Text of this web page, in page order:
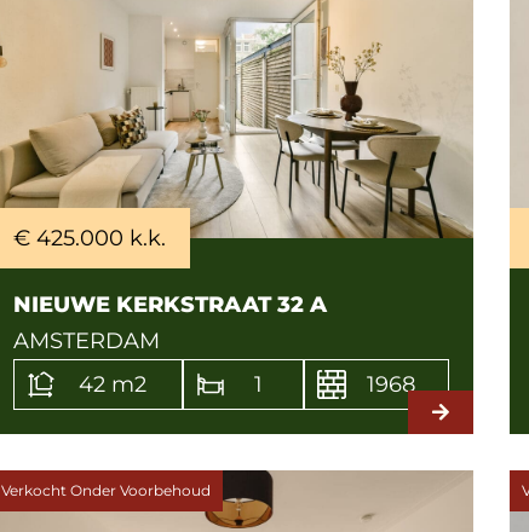
€ 425.000 k.k.
NIEUWE KERKSTRAAT 32 A
AMSTERDAM
42 m2
1 1968
Verkocht Onder Voorbehoud